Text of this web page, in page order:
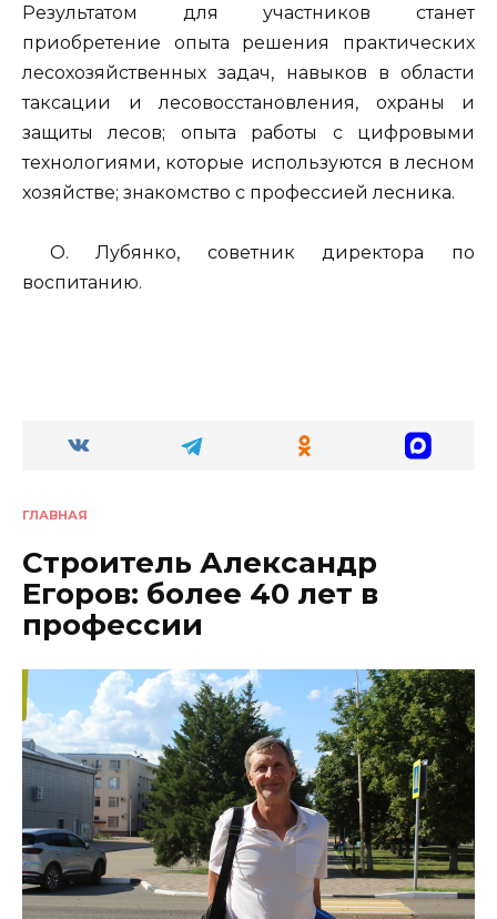
Результатом для участников станет
приобретение опыта решения практических
лесохозяйственных задач, навыков в области
таксации и лесовосстановления, охраны и
защиты лесов; опыта работы с цифровыми
технологиями, которые используются в лесном
хозяйстве; знакомство с профессией лесника.
О. Лубянко, советник директора по
воспитанию.
ГЛАВНАЯ
Строитель Александр
Егоров: более 40 лет в
профессии